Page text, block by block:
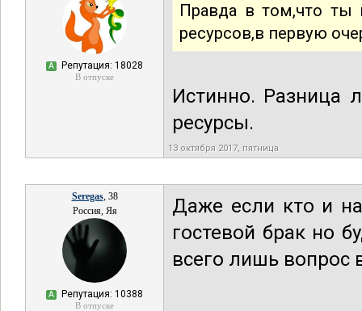
А Репутация: 18028
В отпуске
Правда в том,что ты
ресурсов,в первую
Истинно. Разница
ресурсы.
13 октября 2017, пятница
Seregas, 38
Россия, Яя
А Репутация: 10388
В отпуске
Даже если кто и
гостевой брак но
всего лишь вопрос